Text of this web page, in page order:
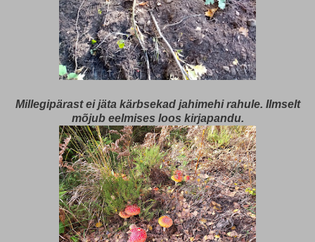
Millegipärast ei jäta kärbsekad jahimehi rahule. Ilmselt
mõjub eelmises loos kirjapandu.